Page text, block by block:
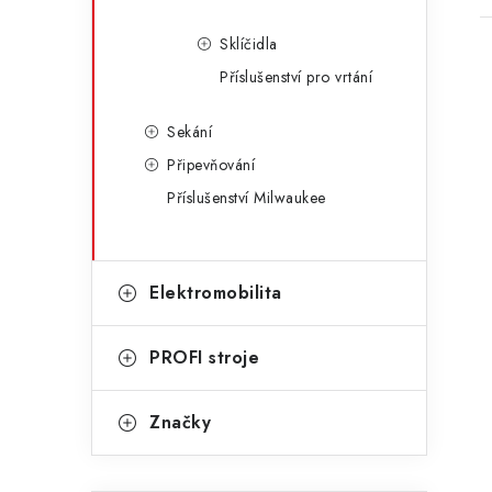
Sklíčidla
Příslušenství pro vrtání
Sekání
Připevňování
Příslušenství Milwaukee
Elektromobilita
PROFI stroje
Značky